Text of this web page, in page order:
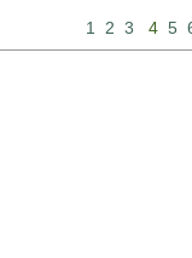
1 2 3 4 5